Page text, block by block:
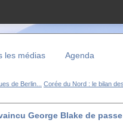
les médias Agenda
de Berlin... Corée du Nord : le bilan
George Blake de